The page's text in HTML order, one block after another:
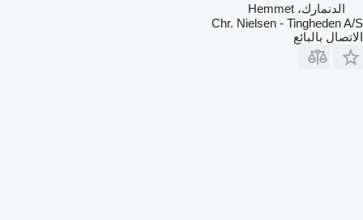
الدنمارك، Hemmet
Chr. Nielsen - Tingheden A/S
الاتصال بالبائع